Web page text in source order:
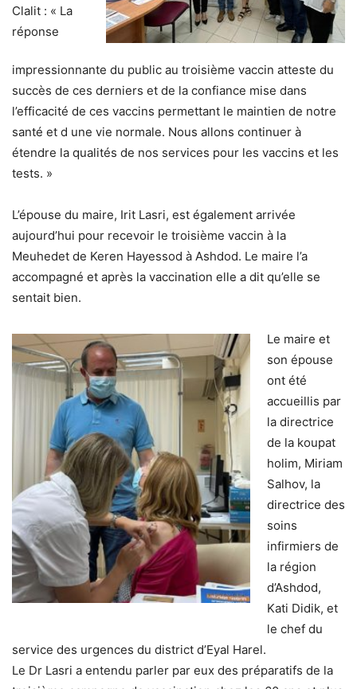
Clalit : « La
réponse
impressionnante du public au troisième vaccin atteste du
succès de ces derniers et de la confiance mise dans
l’efficacité de ces vaccins permettant le maintien de notre
santé et d une vie normale. Nous allons continuer à
étendre la qualités de nos services pour les vaccins et les
tests. »
L’épouse du maire, Irit Lasri, est également arrivée
aujourd’hui pour recevoir le troisième vaccin à la
Meuhedet de Keren Hayessod à Ashdod. Le maire l’a
accompagné et après la vaccination elle a dit qu’elle se
sentait bien.
Le maire et
son épouse
ont été
accueillis par
la directrice
de la koupat
holim, Miriam
Salhov, la
directrice des
soins
infirmiers de
la région
d’Ashdod,
Kati Didik, et
le chef du
service des urgences du district d’Eyal Harel.
Le Dr Lasri a entendu parler par eux des préparatifs de la